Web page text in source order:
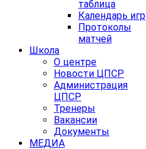
таблица
Календарь игр
Протоколы
матчей
Школа
О центре
Новости ЦПСР
Администрация
ЦПСР
Тренеры
Вакансии
Документы
МЕДИА